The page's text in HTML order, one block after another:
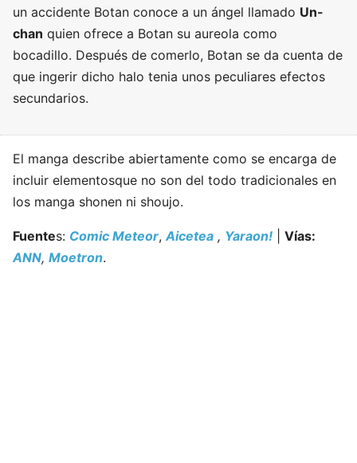
un accidente Botan conoce a un ángel llamado Un-
chan quien ofrece a Botan su aureola como
bocadillo. Después de comerlo, Botan se da cuenta de
que ingerir dicho halo tenia unos peculiares efectos
secundarios.
El manga describe abiertamente como se encarga de
incluir elementosque no son del todo tradicionales en
los manga shonen ni shoujo.
Fuentes: Comic Meteor,Aicetea , Yaraon!
Vías:
ANN, Moetron.